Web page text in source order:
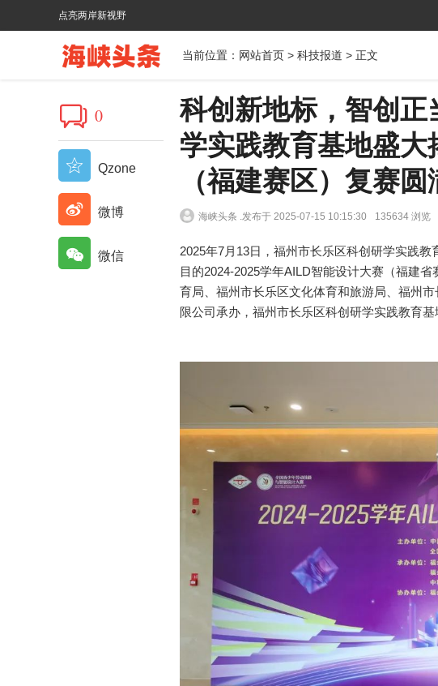
点亮两岸新视野
当前位置： 网站首页 >科技报道 > 正文
科创新地标，智创
学实践教育基地盛
（福建赛区）复赛
海峡头条 .发布于 2025-07-15 10:15:30 135634 浏览
2025年7月13日，福州市长乐区科创研学实践
目的2024-2025学年AILD智能设计大赛（福建
育局、福州市长乐区文化体育和旅游局、福州
限公司承办，福州市长乐区科创研学实践教育基
0
Qzone
微博
微信